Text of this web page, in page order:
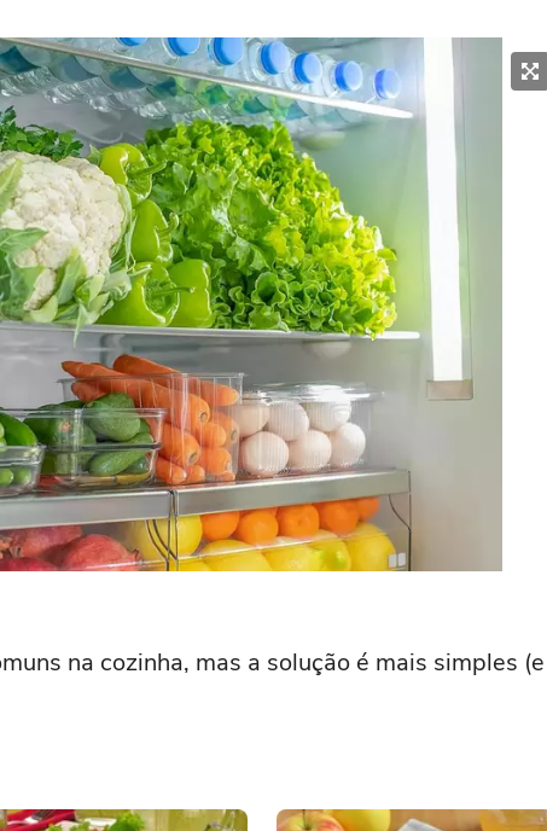
na cozinha, mas a solução é mais simples (e